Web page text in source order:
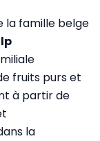
la famille belge
fruits purs et
à partir de
la